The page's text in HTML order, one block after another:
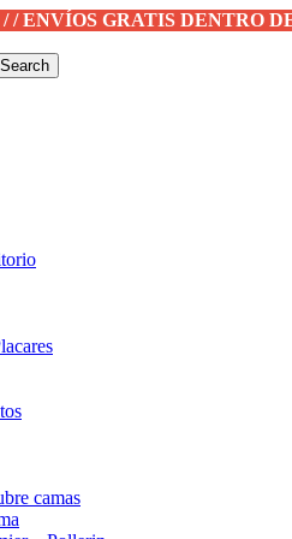
/ ENVÍOS GRATIS DENTRO
Search
camas